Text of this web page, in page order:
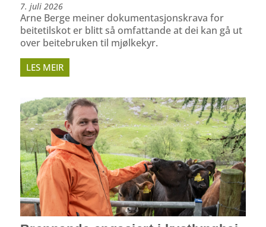
7. juli 2026
Arne Berge meiner dokumentasjonskrava for
beitetilskot er blitt så omfattande at dei kan gå ut
over beitebruken til mjølkekyr.
LES MEIR